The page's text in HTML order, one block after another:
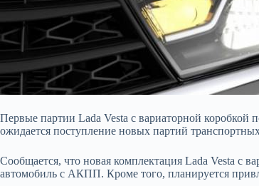
Первые партии Lada Vesta с вариаторной
ожидается поступление новых партий
Сообщается, что новая комплектация Lada Vesta с
автомобиль с АКПП. Кроме того, планируется